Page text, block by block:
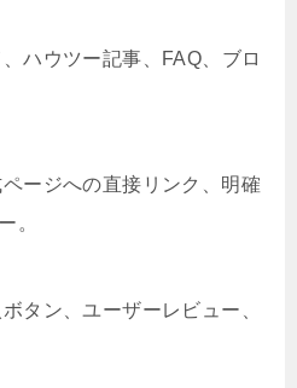
ハウツー記事、FAQ、ブロ
ージへの直接リンク、明確
。
タン、ユーザーレビュー、